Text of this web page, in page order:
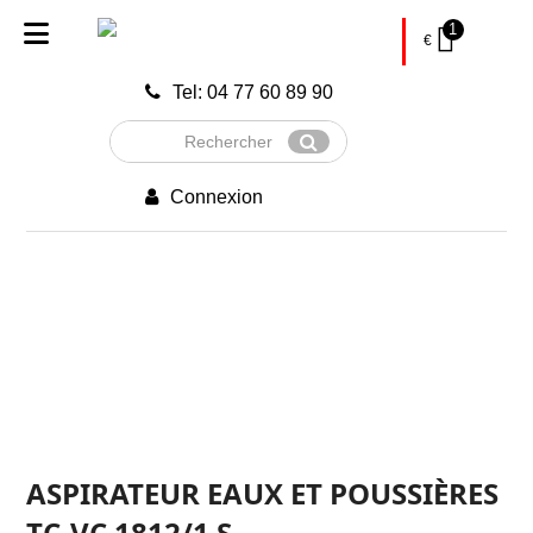
Tel: 04 77 60 89 90
Rechercher
Envoyer
Connexion
€
1
ASPIRATEUR EAUX ET POUSSIÈRES